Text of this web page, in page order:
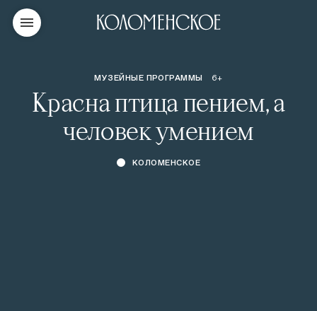
МУЗЕЙНЫЕ ПРОГРАММЫ 6+
Красна птица пением, а
человек умением
КОЛОМЕНСКОЕ